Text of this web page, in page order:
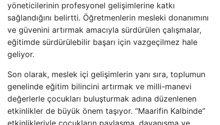
yöneticilerinin profesyonel gelişimlerine katkı
sağlandığını belirtti. Öğretmenlerin mesleki donanımını
ve güvenini artırmak amacıyla sürdürülen çalışmalar,
eğitimde sürdürülebilir başarı için vazgeçilmez hale
geliyor.
Son olarak, meslek içi gelişimlerin yanı sıra, toplumun
genelinde eğitim bilincini artırmak ve milli-manevi
değerlerle çocukları buluşturmak adına düzenlenen
etkinlikler de büyük önem taşıyor. “Maarifin Kalbinde”
etkinlikleriyle çocukların paylaşma, dayanışma ve